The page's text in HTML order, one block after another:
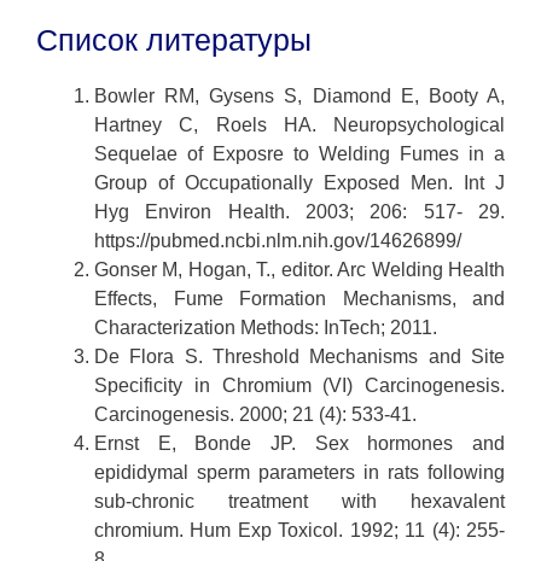
Список литературы
Bowler RM, Gysens S, Diamond E, Booty A,
Hartney C, Roels HA. Neuropsychological
Sequelae of Exposre to Welding Fumes in a
Group of Occupationally Exposed Men. Int J
Hyg Environ Health. 2003; 206: 517- 29.
https://pubmed.ncbi.nlm.nih.gov/14626899/
Gonser M, Hogan, T., editor. Arc Welding Health
Effects, Fume Formation Mechanisms, and
Characterization Methods: InTech; 2011.
De Flora S. Threshold Mechanisms and Site
Specificity in Chromium (VI) Carcinogenesis.
Carcinogenesis. 2000; 21 (4): 533-41.
Ernst E, Bonde JP. Sex hormones and
epididymal sperm parameters in rats following
sub-chronic treatment with hexavalent
chromium. Hum Exp Toxicol. 1992; 11 (4): 255-